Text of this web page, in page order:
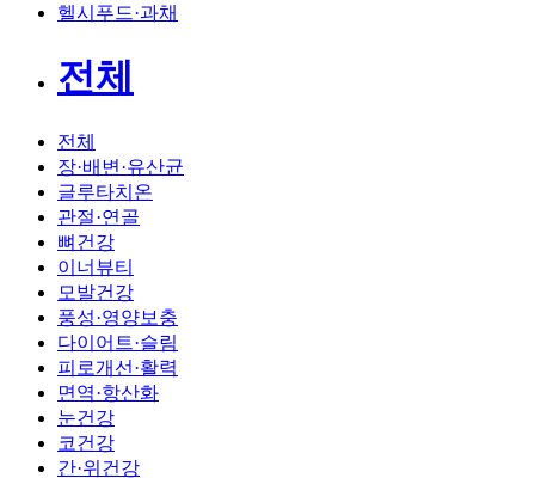
헬시푸드·과채
전체
전체
장·배변·유산균
글루타치온
관절·연골
뼈건강
이너뷰티
모발건강
풍성·영양보충
다이어트·슬림
피로개선·활력
면역·항산화
눈건강
코건강
간·위건강